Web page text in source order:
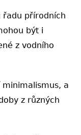
řadu přírodních
být i
z vodního
a
z různých